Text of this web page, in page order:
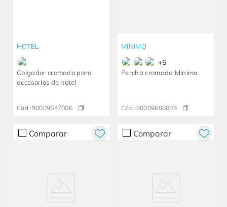
HOTEL
Colgador cromado para
accesorios de hotel
Cód.:90009647006
MÍNIMO
+5
Percha cromada Minima
Cód.:90009606006
Comparar Comparar